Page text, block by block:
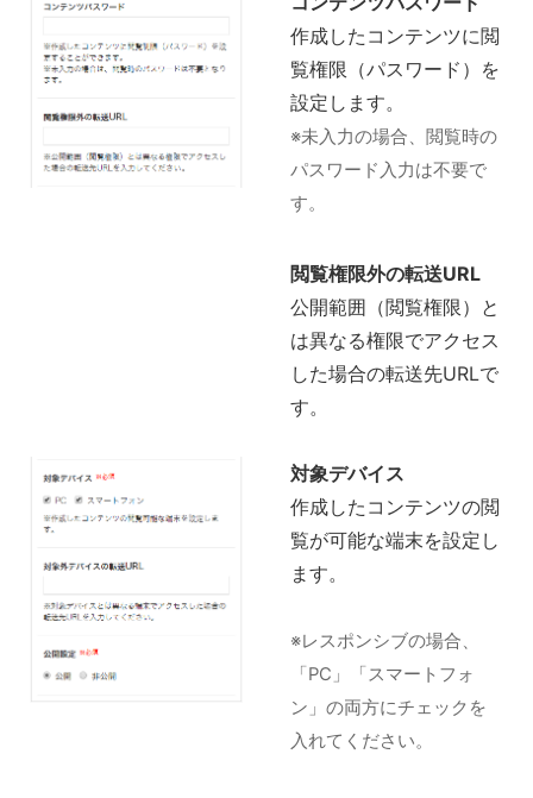
作成したコンテンツに閲
覧権限（パスワード）を
設定します。
※未入力の場合、閲覧時の
パスワード入力は不要で
す。
閲覧権限外の転送URL
公開範囲（閲覧権限）と
は異なる権限でアクセス
した場合の転送先URLで
す。
対象デバイス
作成したコンテンツの閲
覧が可能な端末を設定し
ます。
※レスポンシブの場合、
「PC」「スマートフォ
ン」の両方にチェックを
入れてください。